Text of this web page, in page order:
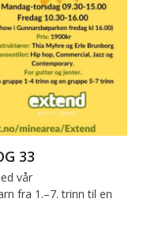
33
vår
fra 1.–7. trinn til en